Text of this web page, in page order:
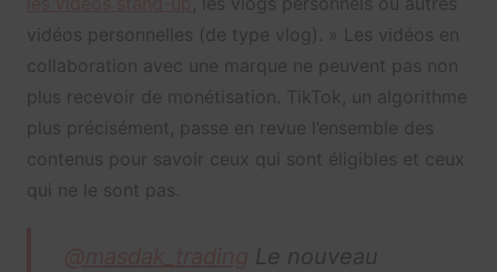
vidéos personnelles (de type vlog). » Les vidéos en
collaboration avec une marque ne peuvent pas non
plus recevoir de monétisation. TikTok, un algorithme
plus précisément, passe en revue l’ensemble des
contenus pour savoir ceux qui sont éligibles et ceux
qui ne le sont pas.
Le nouveau